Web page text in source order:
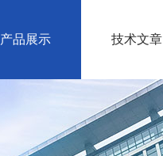
产品展示 技术文章